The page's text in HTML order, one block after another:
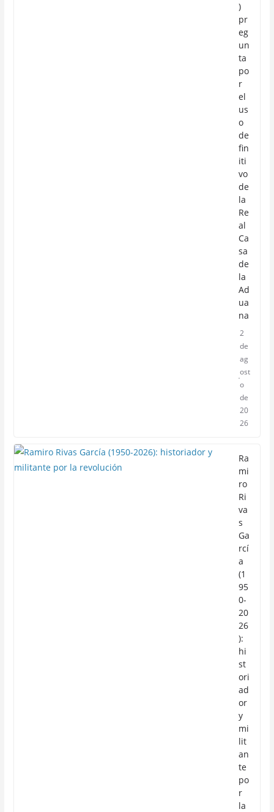
)
pr
eg
un
ta
po
r
el
us
o
de
fin
iti
vo
de
la
Re
al
Ca
sa
de
la
Ad
ua
na
2
de
ag
ost
o
de
20
26
Ra
mi
ro
Ri
va
s
Ga
rcí
a
(1
95
0-
20
26
):
hi
st
ori
ad
or
y
mi
lit
an
te
po
r
la